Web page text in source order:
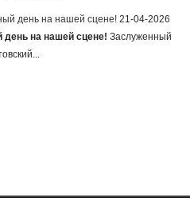
день на нашей сцене! 21-04-2026
на нашей сцене! Заслуженный